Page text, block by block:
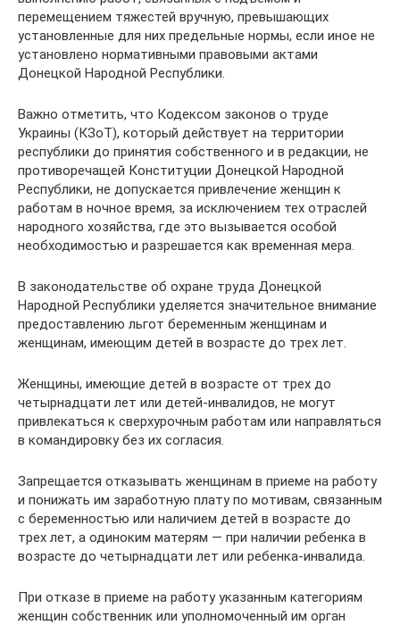
перемещением тяжестей вручную, превышающих
установленные для них предельные нормы, если иное не
установлено нормативными правовыми актами
Донецкой Народной Республики.
Важно отметить, что Кодексом законов о труде
Украины (КЗоТ), который действует на территории
республики до принятия собственного и в редакции, не
противоречащей Конституции Донецкой Народной
Республики, не допускается привлечение женщин к
работам в ночное время, за исключением тех отраслей
народного хозяйства, где это вызывается особой
необходимостью и разрешается как временная мера.
В законодательстве об охране труда Донецкой
Народной Республики уделяется значительное внимание
предоставлению льгот беременным женщинам и
женщинам, имеющим детей в возрасте до трех лет.
Женщины, имеющие детей в возрасте от трех до
четырнадцати лет или детей-инвалидов, не могут
привлекаться к сверхурочным работам или направляться
в командировку без их согласия.
Запрещается отказывать женщинам в приеме на работу
и понижать им заработную плату по мотивам, связанным
с беременностью или наличием детей в возрасте до
трех лет, а одиноким матерям — при наличии ребенка в
возрасте до четырнадцати лет или ребенка-инвалида.
При отказе в приеме на работу указанным категориям
женщин собственник или уполномоченный им орган